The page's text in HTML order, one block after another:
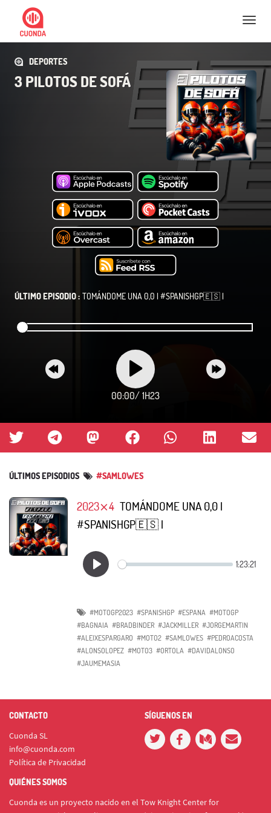
Nav
DEPORTES
3 PILOTOS DE SOFÁ
ÚLTIMO EPISODIO : TOMÁNDOME UNA 0,0 | #SPANISHGP🇪🇸 |
00:00/ 1H23
ÚLTIMOS EPISODIOS #SAMLOWES
2023⨯4 TOMÁNDOME UNA 0,0 |
#SPANISHGP🇪🇸 |
#MOTOGP2023 #SPANISHGP #ESPANA #MOTOGP
#BAGNAIA #BRADBINDER #JACKMILLER #JORGEMARTIN
#ALEIXESPARGARO #MOTO2 #SAMLOWES #PEDROACOSTA
#ALONSOLOPEZ #MOTO3 #ORTOLA #DAVIDALONSO
#JAUMEMASIA
CONTACTO
Cuonda SL
info@cuonda.com
Política de Privacidad
SÍGUENOS EN
QUIÉNES SOMOS
Cuonda es un proyecto nacido en el Tow Knight Center for